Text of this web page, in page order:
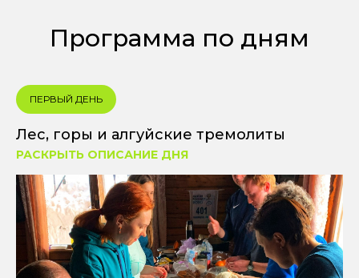
Программа по дням
ПЕРВЫЙ ДЕНЬ
Лес, горы и алгуйские тремолиты
РАСКРЫТЬ ОПИСАНИЕ ДНЯ